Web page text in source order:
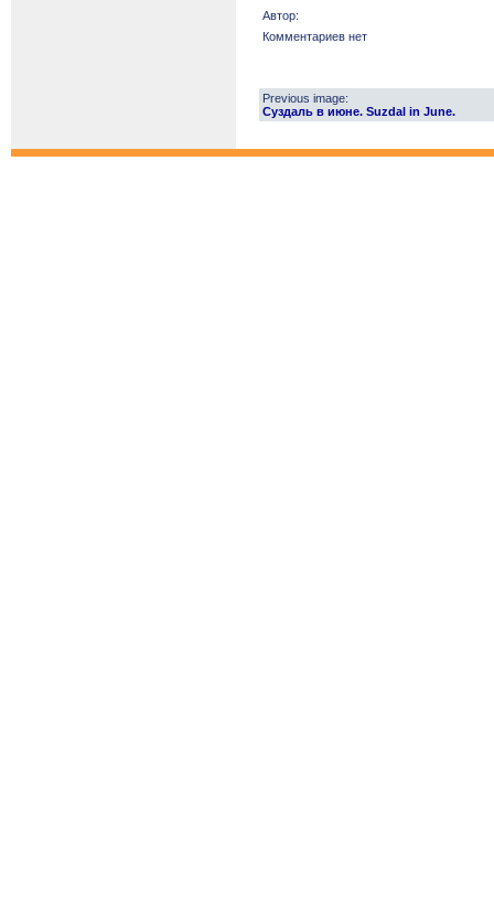
Автор:
Комментариев нет
Previous image:
Суздаль в июне. Suzdal in June.